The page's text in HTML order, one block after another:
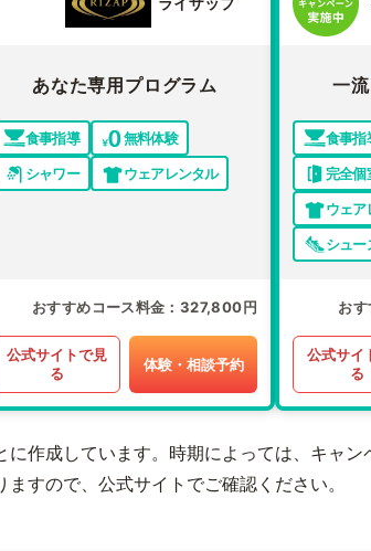
あなた専用プログラム
食事指導
無料体験
シャワー
ウェアレンタル
おすすめコース料金 327,800円
公式サイトで見
る
体験・相談予約
一
食事指
完全個
ウェア
シュー
お
公式サイ
る
作成しています。時期によっては、キャ
すので、公式サイトでご確認ください。